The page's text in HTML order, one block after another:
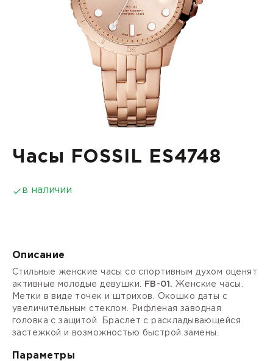
Часы FOSSIL ES4748
в наличии
Описание
Стильные женские часы со спортивным духом оценят
активные молодые девушки.
FB-01. Женские часы.
Метки в виде точек и штрихов. Окошко даты с
увеличительным стеклом. Рифленая заводная
головка с защитой. Браслет сраскладывающейся
застежкой и возможностью быстрой замены.
Параметры